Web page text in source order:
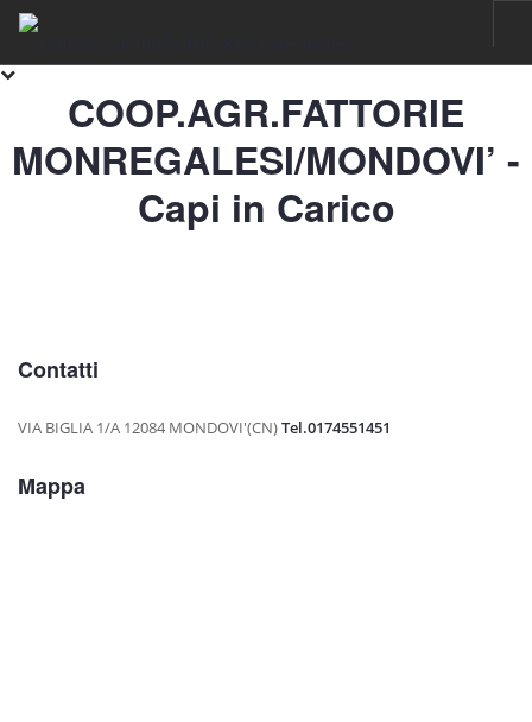
ALLEVAMENTI
COOP.AGR.FATTORIE
MONREGALESI/MONDOVI’ -
Capi in Carico
Contatti
VIA BIGLIA 1/A 12084 MONDOVI'(CN)Tel.0174551451
Mappa